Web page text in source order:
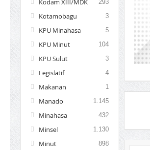
Kodam XIII/MDK 293
Kotamobagu 3
KPU Minahasa 5
KPU Minut 104
KPU Sulut 3
Legislatif 4
Makanan 1
Manado 1.145
Minahasa 432
Minsel 1.130
Minut 898